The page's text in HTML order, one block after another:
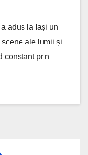
adus la Iași un
ale lumii și
constant prin